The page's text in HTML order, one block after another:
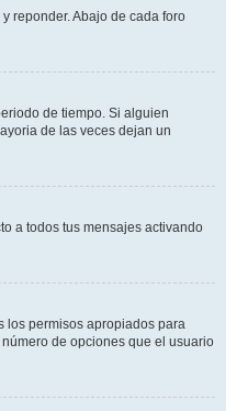
reponder. Abajo de cada foro
de tiempo. Si alguien
de las veces dejan un
a todos tus mensajes activando
los permisos apropiados para
de opciones que el usuario